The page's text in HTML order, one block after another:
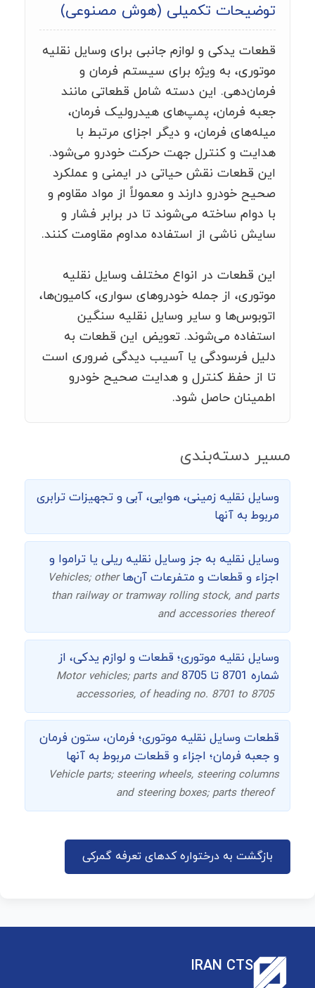
توضیحات تکمیلی (هوش مصنوعی)
قطعات یدکی و لوازم جانبی برای وسایل نقلیه
موتوری، به ویژه برای سیستم فرمان و
فرمان‌دهی. این دسته شامل قطعاتی مانند
جعبه فرمان، پمپ‌های هیدرولیک فرمان،
میله‌های فرمان، و دیگر اجزای مرتبط با
هدایت و کنترل جهت حرکت خودرو می‌شود.
این قطعات نقش حیاتی در ایمنی و عملکرد
صحیح خودرو دارند و معمولاً از مواد مقاوم و
با دوام ساخته می‌شوند تا در برابر فشار و
سایش ناشی از استفاده مداوم مقاومت کنند.
این قطعات در انواع مختلف وسایل نقلیه
موتوری، از جمله خودروهای سواری، کامیون‌ها،
اتوبوس‌ها و سایر وسایل نقلیه سنگین
استفاده می‌شوند. تعویض این قطعات به
دلیل فرسودگی یا آسیب دیدگی ضروری است
تا از حفظ کنترل و هدایت صحیح خودرو
اطمینان حاصل شود.
مسیر دسته‌بندی
وسایل نقلیه زمینی، هوایی، آبی و تجهیزات ترابری
مربوط به آنها
وسایل نقلیه به جز وسایل نقلیه ریلی یا تراموا و
اجزاء و قطعات و متفرعات آن‌هاVehicles; other
than railway or tramway rolling stock, and parts
and accessories thereof
وسایل نقلیه موتوری؛ قطعات و لوازم يدکی، از
شماره 8701 تا 8705
Motor vehicles; parts and
accessories, of heading no. 8701 to 8705
قطعات وسایل نقلیه موتوری؛ فرمان، ستون فرمان
و جعبه فرمان؛ اجزاء و قطعات مربوط به آنها
Vehicle parts; steering wheels, steering columns
and steering boxes; parts thereof
بازگشت به درختواره کدهای تعرفه گمرکی
IRAN CTS